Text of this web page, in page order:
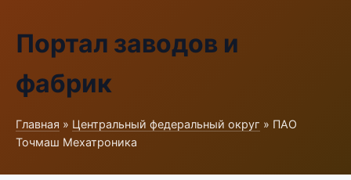
Портал заводов и
фабрик
Главная » Центральный федеральный округ » ПАО
Точмаш Мехатроника